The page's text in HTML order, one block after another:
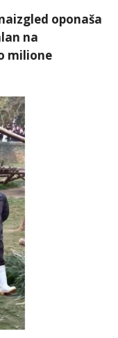
oponaša
na
milione